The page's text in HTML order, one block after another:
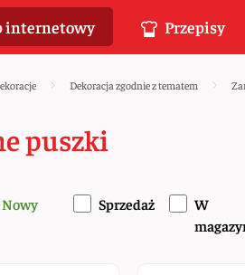
Dekoracja zgodnie z tematem
puszki
Nowy Sprzedaż
W
internetowy Przepisy